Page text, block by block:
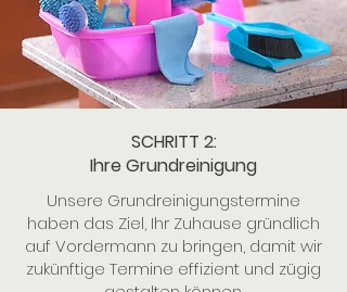
SCHRITT 2:
Ihre Grundreinigung
Unsere Grundreinigungstermine
haben das Ziel, Ihr Zuhause gründlich
auf Vordermann zu bringen, damit wir
zukünftige Termine effizient und zügig